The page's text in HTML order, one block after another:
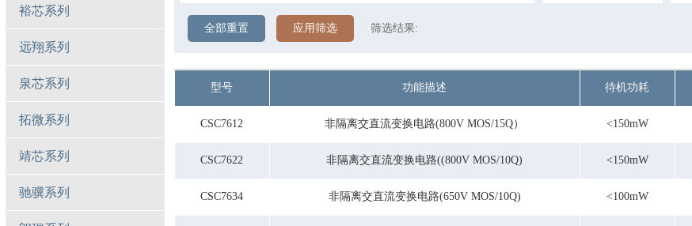
裕芯系列
远翔系列
泉芯系列
拓微系列
靖芯系列
驰骥系列
全部重置 应用筛选 筛选结果:
型号 功能描述 待机功耗
CSC7612 非隔离交直流变换电路(800V MOS/15Q） <150mW
CSC7622 非隔离交直流变换电路((800V MOS/10Q) <150mW
CSC7634 非隔离交直流变换电路(650V MOS/10Q) <100mW